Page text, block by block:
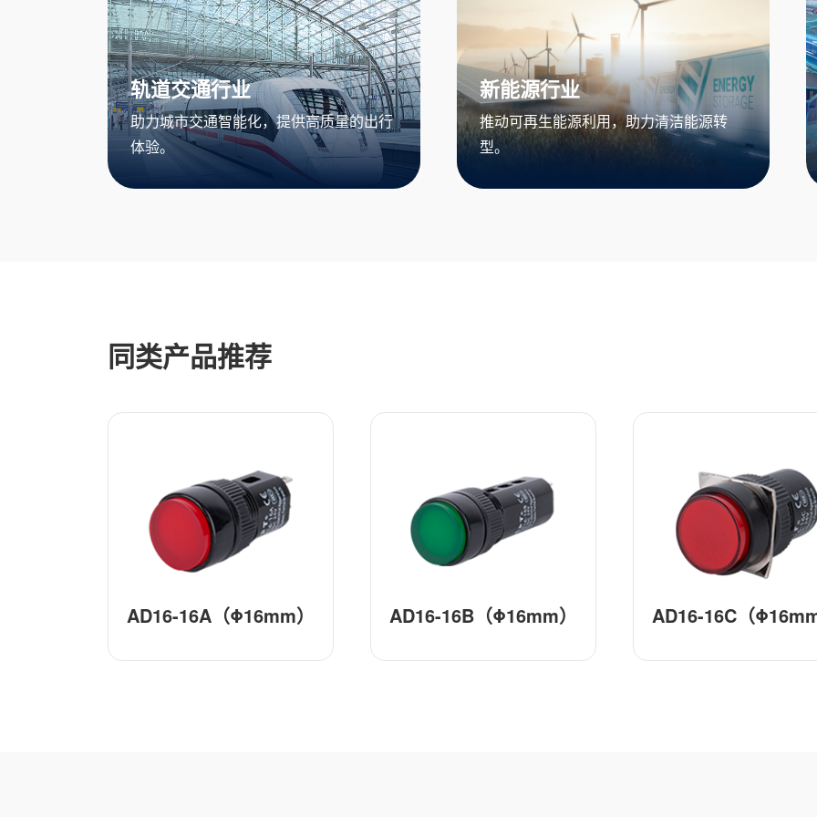
轨道交通行业
助力城市交通智能化，提供高质量的出行
体验。
新能源行业
推动可再生能源利用，助力清洁能源转
型。
同类产品推荐
AD16-16A（Φ16mm） AD16-16B（Φ16mm） AD16-16C（